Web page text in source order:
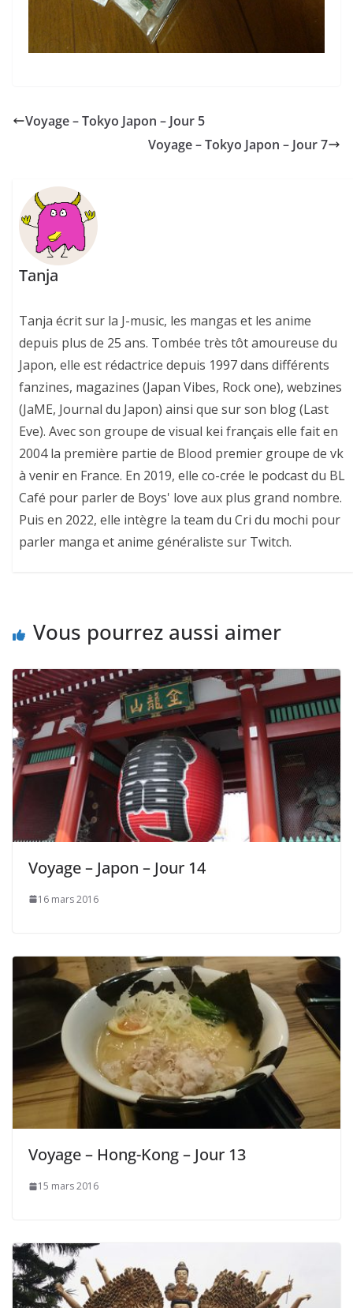
Voyage – Tokyo Japon – Jour 5
Voyage – Tokyo Japon – Jour 7
Tanja
Tanja écrit sur la J-music, les mangas et les anime
depuis plus de 25 ans. Tombée très tôt amoureuse du
Japon, elle est rédactrice depuis 1997 dans différents
fanzines, magazines (Japan Vibes, Rock one), webzines
(JaME, Journal du Japon) ainsi que sur son blog (Last
Eve). Avec son groupe de visual kei français elle fait en
2004 la première partie de Blood premier groupe de vk
à venir en France. En 2019, elle co-crée le podcast du BL
Café pour parler de Boys' love aux plus grand nombre.
Puis en 2022, elle intègre la team du Cri du mochi pour
parler manga et anime généraliste sur Twitch.
Vous pourrez aussi aimer
Voyage – Japon – Jour 14
16 mars 2016
Voyage – Hong-Kong – Jour 13
15 mars 2016